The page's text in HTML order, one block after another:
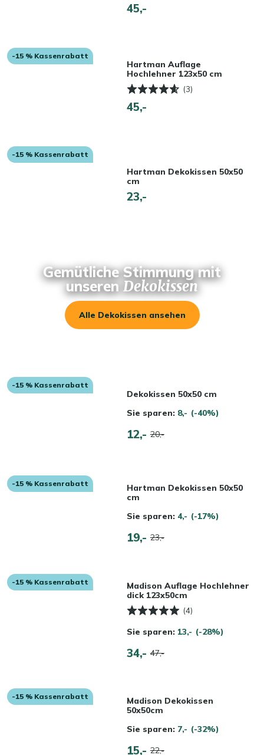
45,-
-15 % Kassenrabatt
Hartman Auflage
Hochlehner 123x50 cm
(3)
45,-
-15 % Kassenrabatt
Hartman Dekokissen 50x50
cm
23,-
Gemütliche Stimmung mit
unseren Dekokissen
Alle Dekokissen ansehen
-15 % Kassenrabatt
Dekokissen 50x50 cm
Sie sparen: 8,- (-40%)
12,- 20,-
-15 % Kassenrabatt
Hartman Dekokissen 50x50
cm
Sie sparen: 4,- (-17%)
19,- 23,-
-15 % Kassenrabatt
Madison Auflage Hochlehner
dick 123x50cm
(4)
Sie sparen: 13,- (-28%)
34,- 47,-
-15 % Kassenrabatt
Madison Dekokissen
50x50cm
Sie sparen: 7,- (-32%)
15,- 22,-